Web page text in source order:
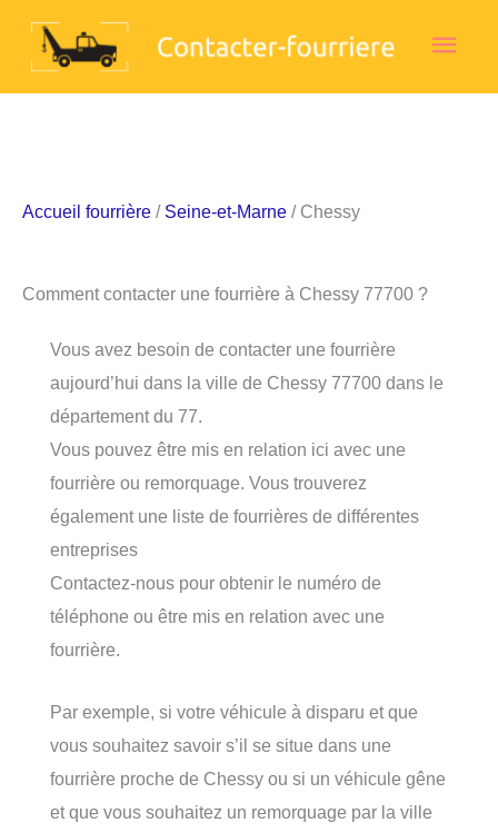
Accueil fourrière / Seine-et-Marne / Chessy
Comment contacter une fourrière à Chessy 77700 ?
Vous avez besoin de contacter une fourrière
aujourd’hui dans la ville de Chessy 77700 dans le
département du 77.
Vous pouvez être mis en relation ici avec une
fourrière ou remorquage. Vous trouverez
également une liste de fourrières de différentes
entreprises
Contactez-nous pour obtenir le numéro de
téléphone ou être mis en relation avec une
fourrière.
Par exemple, si votre véhicule à disparu et que
vous souhaitez savoir s’il se situe dans une
fourrière proche de Chessy ou si un véhicule gêne
et que vous souhaitez un remorquage par la ville